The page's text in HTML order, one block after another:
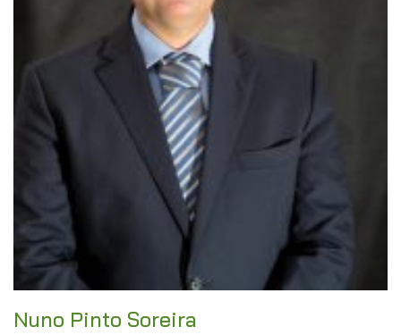
Nuno Pinto Soreira